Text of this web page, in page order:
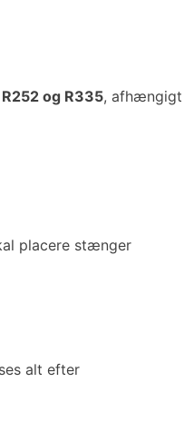
og R335, afhængigt
placere stænger
alt efter